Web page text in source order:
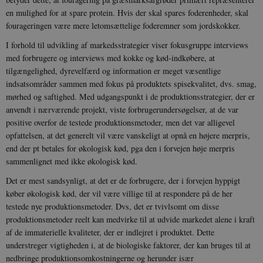
en mulighed for at spare protein. Hvis der skal spares foderenheder, skal
fourageringen være mere letomsættelige foderemner som jordskokker.
I forhold til udvikling af markedsstrategier viser fokusgruppe interviews
med forbrugere og interviews med kokke og kød-indkøbere, at
tilgængelighed, dyrevelfærd og information er meget væsentlige
indsatsområder sammen med fokus på produktets spisekvalitet, dvs. smag,
mørhed og saftighed. Med udgangspunkt i de produktionsstrategier, der er
anvendt i nærværende projekt, viste forbrugerundersøgelser, at de var
positive overfor de testede produktionsmetoder, men det var alligevel
opfattelsen, at det generelt vil være vanskeligt at opnå en højere merpris,
end der pt betales for økologisk kød, pga den i forvejen høje merpris
sammenlignet med ikke økologisk kød.
Det er mest sandsynligt, at det er de forbrugere, der i forvejen hyppigt
køber økologisk kød, der vil være villige til at respondere på de her
testede nye produktionsmetoder. Dvs, det er tvivlsomt om disse
produktionsmetoder reelt kan medvirke til at udvide markedet alene i kraft
af de immaterielle kvaliteter, der er indlejret i produktet. Dette
understreger vigtigheden i, at de biologiske faktorer, der kan bruges til at
nedbringe produktionsomkostningerne og herunder især
__cf_bm
Cloudflare
Inc.
.vimeo.com